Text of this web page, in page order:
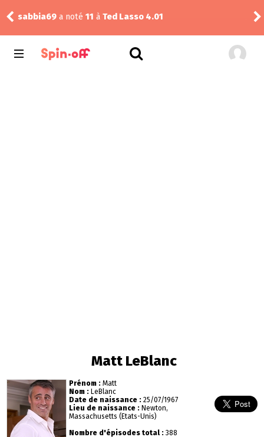
sabbia69 a noté 11 à Ted Lasso 4.01
1.02
Matt LeBlanc
Prénom : Matt
Nom : LeBlanc
Date de naissance : 25/07/1967
Lieu de naissance : Newton,
Massachusetts (Etats-Unis)
Nombre d'épisodes total : 388